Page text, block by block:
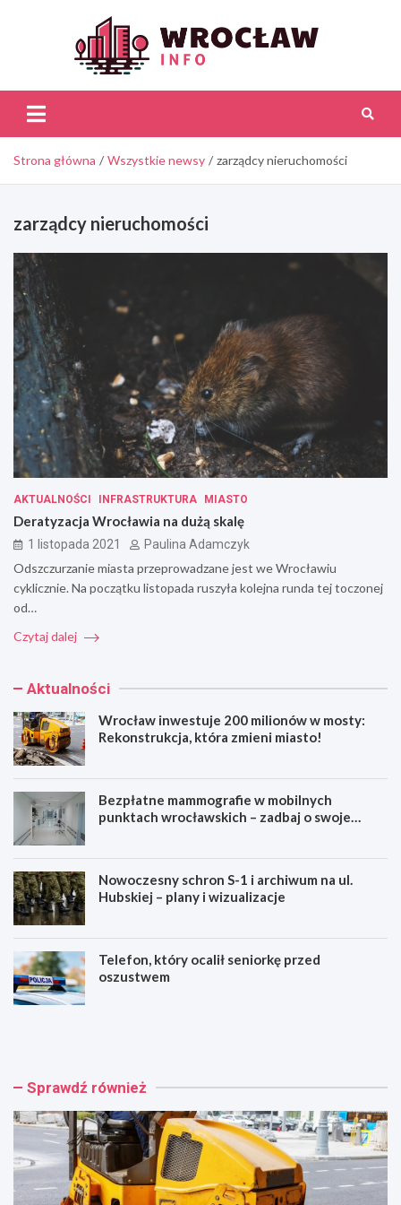
Strona główna Wszystkie newsy zarządcy nieruchomości
zarządcy nieruchomości
AKTUALNOŚCI INFRASTRUKTURA MIASTO
Deratyzacja Wrocławia na dużą skalę
1 listopada 2021 Paulina Adamczyk
Odszczurzanie miasta przeprowadzane jest we Wrocławiu
cyklicznie. Na początku listopada ruszyła kolejna runda tej toczonej
od…
Czytaj dalej
Aktualności
Wrocław inwestuje 200 milionów w mosty:
Rekonstrukcja, która zmieni miasto!
Bezpłatne mammografie w mobilnych
punktach wrocławskich – zadbaj o swoje
Nowoczesny schron S-1 i archiwum na ul.
Hubskiej – plany i wizualizacje
Telefon, który ocalił seniorkę przed
oszustwem
W
a
i
w
e
s
B
a
n
m
a
m
Sprawdź również